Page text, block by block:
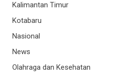
Kalimantan Timur
Kotabaru
Nasional
News
Olahraga dan Kesehatan